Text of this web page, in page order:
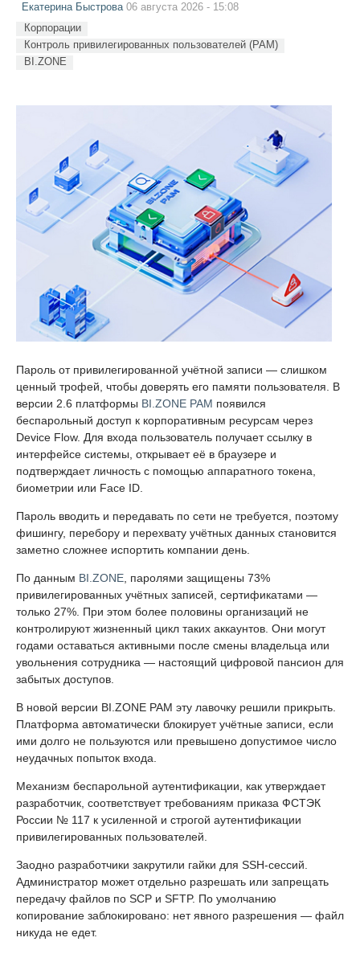
Екатерина Быстрова 06 августа 2026 - 15:08
Корпорации
Контроль привилегированных пользователей (PAM)
BI.ZONE
Пароль от привилегированной учётной записи — слишком
ценный трофей, чтобы доверять его памяти пользователя. В
версии 2.6 платформы BI.ZONE PAM появился
беспарольный доступ к корпоративным ресурсам через
Device Flow. Для входа пользователь получает ссылку в
интерфейсе системы, открывает её в браузере и
подтверждает личность с помощью аппаратного токена,
биометрии или Face ID.
Пароль вводить и передавать по сети не требуется, поэтому
фишингу, перебору и перехвату учётных данных становится
заметно сложнее испортить компании день.
По данным BI.ZONE, паролями защищены 73%
привилегированных учётных записей, сертификатами —
только 27%. При этом более половины организаций не
контролируют жизненный цикл таких аккаунтов. Они могут
годами оставаться активными после смены владельца или
увольнения сотрудника — настоящий цифровой пансион для
забытых доступов.
В новой версии BI.ZONE PAM эту лавочку решили прикрыть.
Платформа автоматически блокирует учётные записи, если
ими долго не пользуются или превышено допустимое число
неудачных попыток входа.
Механизм беспарольной аутентификации, как утверждает
разработчик, соответствует требованиям приказа ФСТЭК
России № 117 к усиленной и строгой аутентификации
привилегированных пользователей.
Заодно разработчики закрутили гайки для SSH-сессий.
Администратор может отдельно разрешать или запрещать
передачу файлов по SCP и SFTP. По умолчанию
копирование заблокировано: нет явного разрешения — файл
никуда не едет.